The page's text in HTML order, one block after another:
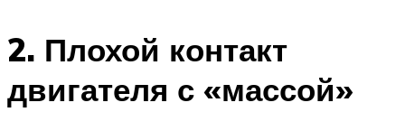
2. Плохой контакт
двигателя с «массой»